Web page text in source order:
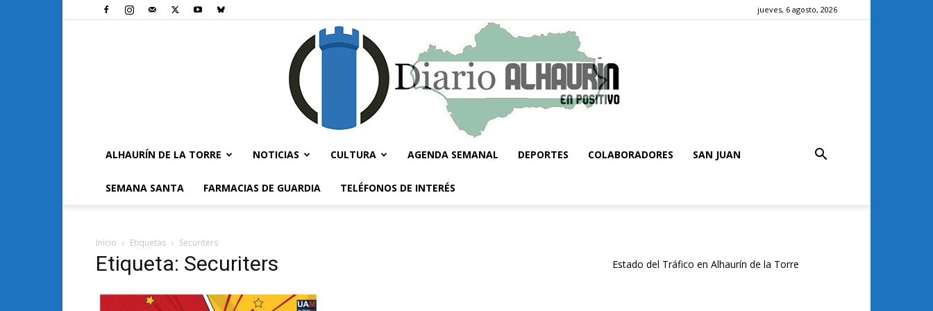
jueves, 6 agosto, 2026
ALHAURÍN DE LA TORRE NOTICIAS CULTURA AGENDA SEMANAL DEPORTES COLABORADORES SAN JUAN
SEMANA SANTA FARMACIAS DE GUARDIA TELÉFONOS DE INTERÉS
Inicio Etiquetas Securiters
Etiqueta: Securiters Estado del Tráfico en Alhaurín de la Torre